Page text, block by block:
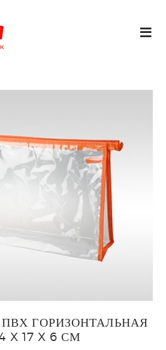
ГОРИЗОНТАЛЬНАЯ
X 17 X 6 СМ